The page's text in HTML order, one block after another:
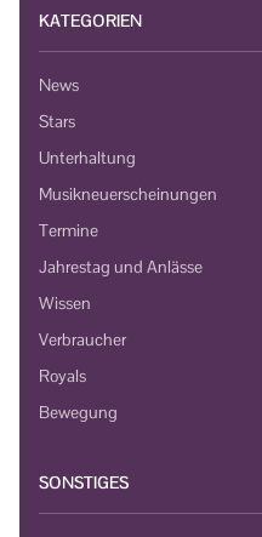
KATEGORIEN
News
Stars
Unterhaltung
Musikneuerscheinungen
Termine
Jahrestag und Anlässe
Wissen
Verbraucher
Royals
Bewegung
SONSTIGES